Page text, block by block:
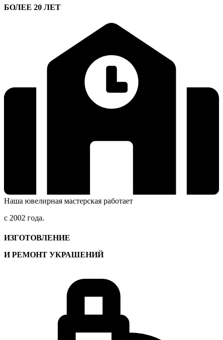
БОЛЕЕ 20 ЛЕТ
Наша ювелирная мастерская работает
с 2002 года.
ИЗГОТОВЛЕНИЕ
И РЕМОНТ УКРАШЕНИЙ